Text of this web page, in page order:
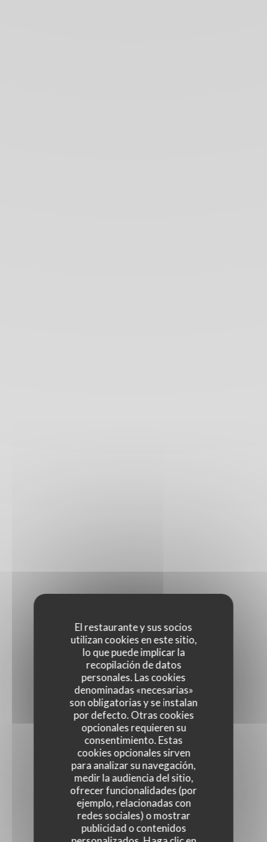
El restaurante y sus socios
utilizan cookies en este sitio,
lo que puede implicar la
recopilación de datos
personales. Las cookies
denominadas «necesarias»
son obligatorias y se instalan
por defecto. Otras cookies
opcionales requieren su
consentimiento. Estas
cookies opcionales sirven
para analizar su navegación,
medir la audiencia del sitio,
ofrecer funcionalidades (por
ejemplo, relacionadas con
redes sociales) o mostrar
publicidad o contenidos